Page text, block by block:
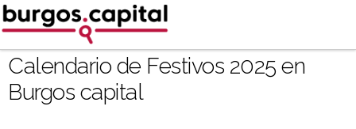
Ir
al
contenido
__('Search
Calendario de Festivos 2025 en
Burgos capital